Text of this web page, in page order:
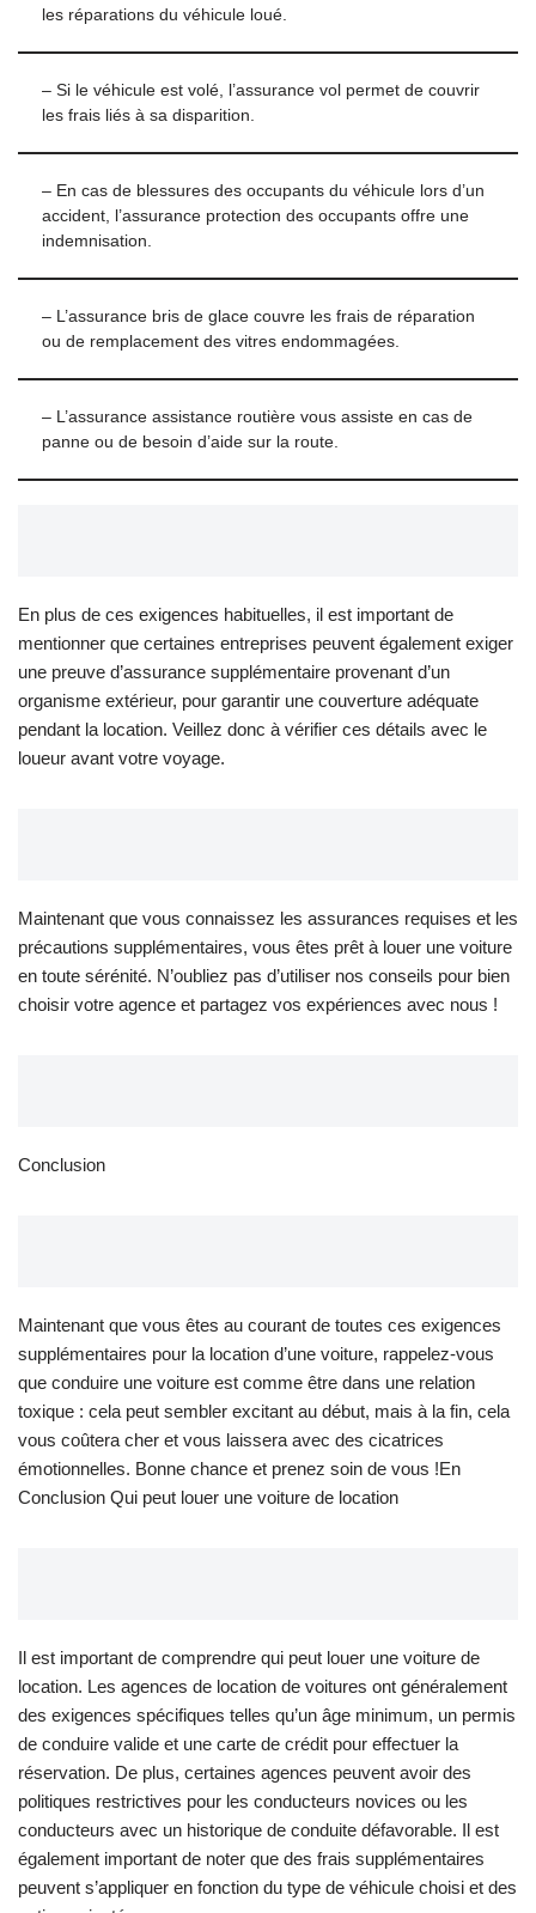
les réparations du véhicule loué.
– Si le véhicule est volé, l’assurance vol permet de couvrir
les frais liés à sa disparition.
– En cas de blessures des occupants du véhicule lors d’un
accident, l’assurance protection des occupants offre une
indemnisation.
– L’assurance bris de glace couvre les frais de réparation
ou de remplacement des vitres endommagées.
– L’assurance assistance routière vous assiste en cas de
panne ou de besoin d’aide sur la route.
En plus de ces exigences habituelles, il est important de
mentionner que certaines entreprises peuvent également exiger
une preuve d’assurance supplémentaire provenant d’un
organisme extérieur, pour garantir une couverture adéquate
pendant la location. Veillez donc à vérifier ces détails avec le
loueur avant votre voyage.
Maintenant que vous connaissez les assurances requises et les
précautions supplémentaires, vous êtes prêt à louer une voiture
en toute sérénité. N’oubliez pas d’utiliser nos conseils pour bien
choisir votre agence et partagez vos expériences avec nous !
Conclusion
Maintenant que vous êtes au courant de toutes ces exigences
supplémentaires pour la location d’une voiture, rappelez-vous
que conduire une voiture est comme être dans une relation
toxique : cela peut sembler excitant au début, mais à la fin, cela
vous coûtera cher et vous laissera avec des cicatrices
émotionnelles. Bonne chance et prenez soin de vous !En
Conclusion Qui peut louer une voiture de location
Il est important de comprendre qui peut louer une voiture de
location. Les agences de location de voitures ont généralement
des exigences spécifiques telles qu’un âge minimum, un permis
de conduire valide et une carte de crédit pour effectuer la
réservation. De plus, certaines agences peuvent avoir des
politiques restrictives pour les conducteurs novices ou les
conducteurs avec un historique de conduite défavorable. Il est
également important de noter que des frais supplémentaires
peuvent s’appliquer en fonction du type de véhicule choisi et des